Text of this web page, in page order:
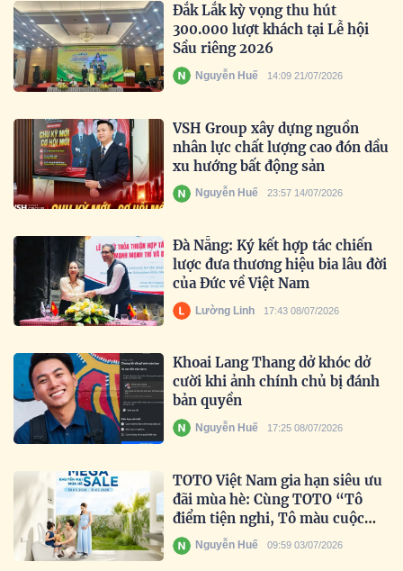
Đắk Lắk kỳ vọng thu hút
300.000 lượt khách tại Lễ hội
Sầu riêng 2026
Nguyễn Huế 14:09 21/07/2026
VSH Group xây dựng nguồn
nhân lực chất lượng cao đón dầu
xu hướng bất động sản
Nguyễn Huế 23:57 14/07/2026
Đà Nẵng: Ký kết hợp tác chiến
lược đưa thương hiệu bia lâu đời
của Đức về Việt Nam
Lường Linh 17:43 08/07/2026
Khoai Lang Thang dở khóc dở
cười khi ảnh chính chủ bị đánh
bản quyền
Nguyễn Huế 17:25 08/07/2026
TOTO Việt Nam gia hạn siêu ưu
đãi mùa hè: Cùng TOTO “Tô
điểm tiện nghi, Tô màu cuộc
sống” trọn vẹn hơn.
Nguyễn Huế 09:59 03/07/2026